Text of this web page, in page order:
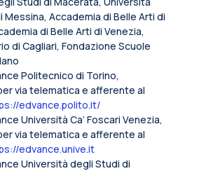
Messina, Accademia di Belle Arti di
di Belle Arti di Venezia,
di Cagliari, Fondazione Scuole
Politecnico di Torino,
via telematica e afferente al
edvance.polito.it/
Università Ca’ Foscari Venezia,
via telematica e afferente al
edvance.unive.it
Università degli Studi di